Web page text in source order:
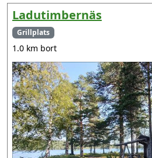
Ladutimbernäs
Grillplats
1.0 km bort